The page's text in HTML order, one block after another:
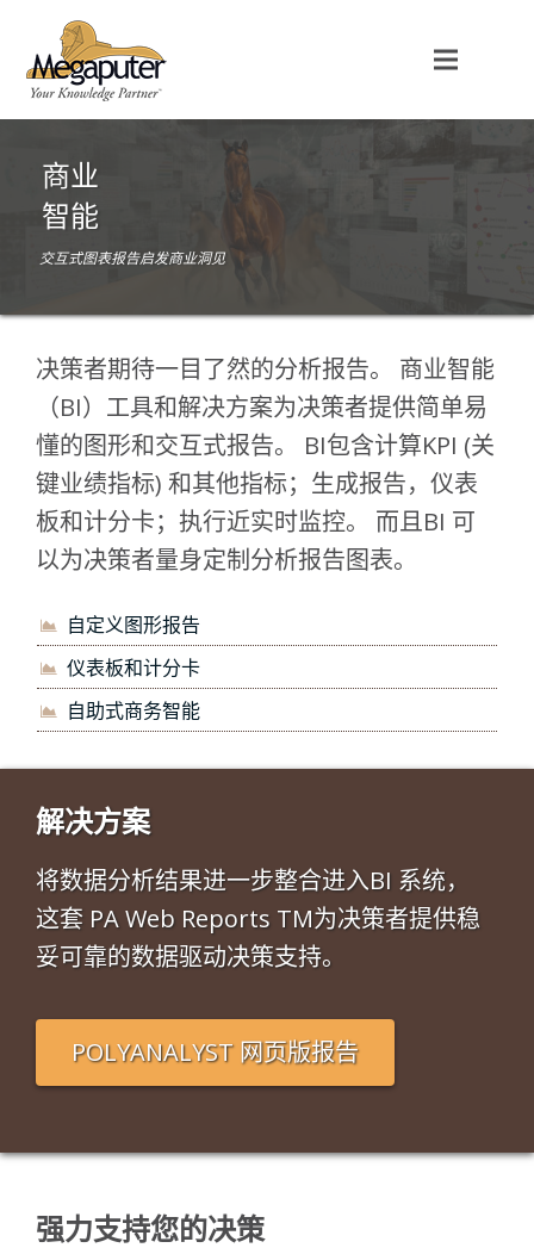
商业
智能
交互式图表报告启发商业洞见
决策者期待一目了然的分析报告。 商业智能
（BI）工具和解决方案为决策者提供简单易
懂的图形和交互式报告。 BI包含计算KPI (关
键业绩指标) 和其他指标；生成报告，仪表
板和计分卡；执行近实时监控。 而且BI 可
以为决策者量身定制分析报告图表。
自定义图形报告
仪表板和计分卡
自助式商务智能
解决方案
将数据分析结果进一步整合进入BI 系统，
这套 PA Web Reports TM为决策者提供稳
妥可靠的数据驱动决策支持。
POLYANALYST 网页版报告
强力支持您的决策